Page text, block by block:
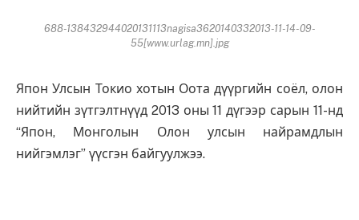
688-138432944020131113nagisa3620140332013-11-14-09-
55[www.urlag.mn].jpg
Япон Улсын Токио хотын Оота дүүргийн соёл, олон
нийтийн зүтгэлтнүүд 2013 оны 11 дүгээр сарын 11-нд
“Япон, Монголын Олон улсын найрамдлын
нийгэмлэг” үүсгэн байгуулжээ.